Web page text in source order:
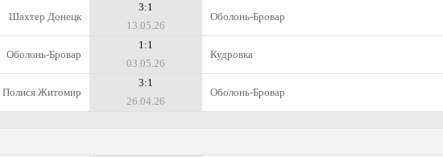
Шахтер Донецк
3:1
13.05.26
Оболонь-Бровар
Оболонь-Бровар
1:1
03.05.26
Кудровка
Полися Житомир
3:1
26.04.26
Оболонь-Бровар